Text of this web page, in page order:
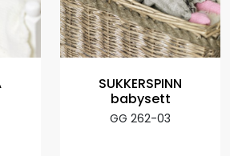
SUKKERSPINN
babysett
GG 262-03